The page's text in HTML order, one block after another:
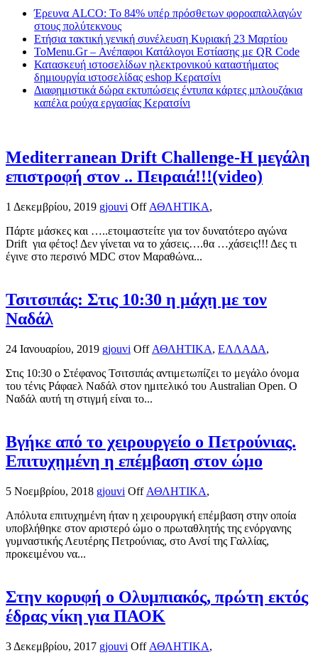
Έρευνα ALCO: Το 84% υπέρ πρόσθετων φοροαπαλλαγών
στους πολύτεκνους
Ετήσια τακτική γενική συνέλευση Κυριακή 23 Μαρτίου
ToMenu.Gr – Ανέπαφοι Κατάλογοι Εστίασης με QR Code
Κατασκευή ιστοσελίδων ηλεκτρονικού καταστήματος
δημιουργία ιστοσελίδας eshop Κερατσίνι
Διαφημιστικά δώρα εκτυπώσεις έντυπα κάρτες μπλουζάκια
καπέλα ρούχα εργασίας Κερατσίνι
Mediterranean Drift Challenge-Η μεγάλη
επιστροφή στον .. Πειραιά!!!(video)
1 Δεκεμβρίου, 2019 gjouvi Off ΑΘΛΗΤΙΚΑ,
Πάρτε μάσκες και …..ετοιμαστείτε για τον δυνατότερο αγώνα
Drift για φέτος! Δεν γίνεται να το χάσεις….θα …χάσεις!!! Δες τι
έγινε στο περσινό MDC στον Μαραθώνα...
Τσιτσιπάς: Στις 10:30 η μάχη με τον
Ναδάλ
24 Ιανουαρίου, 2019 gjouvi Off ΑΘΛΗΤΙΚΑ, ΕΛΛΑΔΑ,
Στις 10:30 ο Στέφανος Τσιτσιπάς αντιμετωπίζει το μεγάλο όνομα
του τένις Ράφαελ Ναδάλ στον ημιτελικό του Australian Open. Ο
Ναδάλ αυτή τη στιγμή είναι το...
Βγήκε από το χειρουργείο ο Πετρούνιας.
Επιτυχημένη η επέμβαση στον ώμο
5 Νοεμβρίου, 2018 gjouvi Off ΑΘΛΗΤΙΚΑ,
Απόλυτα επιτυχημένη ήταν η χειρουργική επέμβαση στην οποία
υποβλήθηκε στον αριστερό ώμο ο πρωταθλητής της ενόργανης
γυμναστικής Λευτέρης Πετρούνιας, στο Ανσί της Γαλλίας,
προκειμένου να...
Στην κορυφή ο Ολυμπιακός, πρώτη εκτός
έδρας νίκη για ΠΑΟΚ
3 Δεκεμβρίου, 2017 gjouvi Off ΑΘΛΗΤΙΚΑ,